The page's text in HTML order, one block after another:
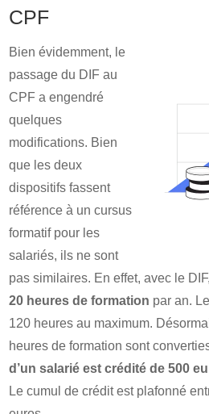
CPF
Bien évidemment, le
passage du DIF au
CPF a engendré
quelques
modifications. Bien
que les deux
dispositifs fassent
référence à un cursus
formatif pour les
salariés, ils ne sont
pas similaires. En effet, avec le
20 heures de formation par an.
120 heures au maximum.
heures de formation sont
d’un salarié est crédité de 500
Le cumul de crédit est plafonné